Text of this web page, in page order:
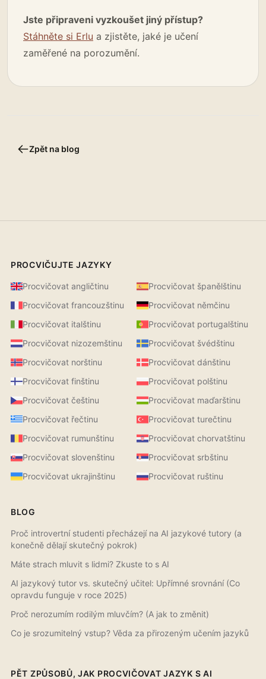
Jste připraveni vyzkoušet jiný přístup?
Stáhněte si Erlu a zjistěte, jaké je učení
zaměřené na porozumění.
Zpět na blog
PROCVIČUJTE JAZYKY
Procvičovat angličtinu
Procvičovat španělštinu
Procvičovat francouzštinu
Procvičovat němčinu
Procvičovat italštinu
Procvičovat portugalštinu
Procvičovat nizozemštinu
Procvičovat švédštinu
Procvičovat norštinu
Procvičovat dánštinu
Procvičovat finštinu
Procvičovat polštinu
Procvičovat češtinu
Procvičovat maďarštinu
Procvičovat řečtinu
Procvičovat turečtinu
Procvičovat rumunštinu
Procvičovat chorvatštinu
Procvičovat slovenštinu
Procvičovat srbštinu
Procvičovat ukrajinštinu
Procvičovat ruštinu
BLOG
Proč introvertní studenti přecházejí na AI jazykové tutory (a
konečně dělají skutečný pokrok)
Máte strach mluvit s lidmi? Zkuste to s AI
AI jazykový tutor vs. skutečný učitel: Upřímné srovnání (Co
opravdu funguje v roce 2025)
Proč nerozumím rodilým mluvčím? (A jak to změnit)
Co je srozumitelný vstup? Věda za přirozeným učením jazyků
PĚT ZPŮSOBŮ, JAK PROCVIČOVAT JAZYK S AI